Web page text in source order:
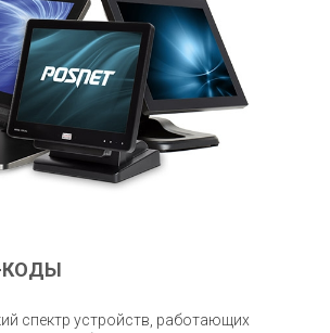
спектр устройств, работающих